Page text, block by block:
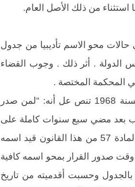
استثناء من ذلك الأصل العام.
محو الاسم تأديبيا من جدول
الدولة . أثر ذلك . وجوب القضاء
المحكمة المختصة .
لما كانت المادة 162 من قانون المحاماة رقم 61 لسنة 1968 تنص عل أنه: “لمن صدر
بعد مضي سبع سنوات كاملة على
الأقل من لجنة قبول المحامين المنصوص عليها في المادة 57 من هذا القانون قيد اسمه
صدور القرار بمحو اسمه كافية
بالجدول وحسبت أقدميته من تاريخ